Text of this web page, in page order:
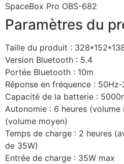
SpaceBox Pro OBS-682
Paramètres du
Taille du produit :
Version Bluetooth : 5.4
Portée Bluetooth : 10m
Réponse en fréquence : 50Hz-
Capacité de la batterie :
Autonomie : 6 heures (volume
(volume moyen)
Temps de charge : 2 heures
de 35W)
Entrée de charge : 35W max